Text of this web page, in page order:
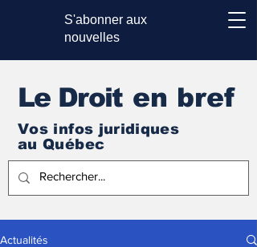
S'abonner aux
nouvelles
Le Droit en bref
Vos infos juridiques
au Québec
Actualités